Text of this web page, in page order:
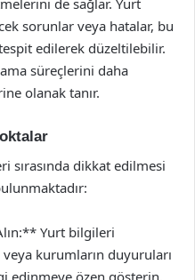
de sağlar. Yurt
sorunlar veya hatalar, bu
edilerek düzeltilebilir.
süreçlerini daha
olanak tanır.
sırasında dikkat edilmesi
Yurt bilgileri
kurumların duyuruları
edinmeye özen gösterin.